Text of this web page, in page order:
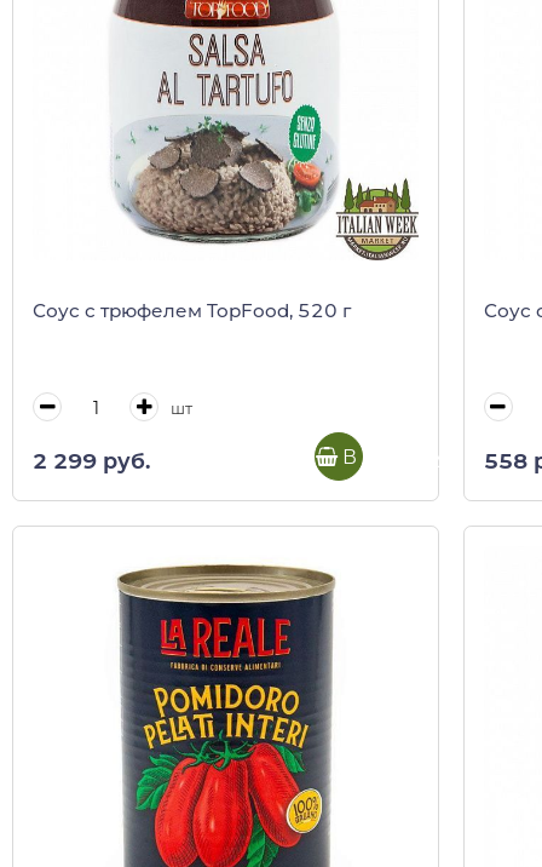
Соус с трюфелем TopFood, 520 г
шт
2 299 руб. В корзину
Соус
558